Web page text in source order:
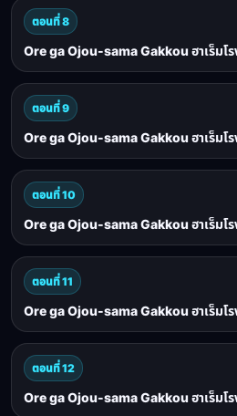
ตอนที่ 8
Ore ga Ojou-sama Gakkou ฮาเร็ม
ตอนที่ 9
Ore ga Ojou-sama Gakkou ฮาเร็ม
ตอนที่ 10
Ore ga Ojou-sama Gakkou ฮาเร็ม
ตอนที่ 11
Ore ga Ojou-sama Gakkou ฮาเร็มโ
ตอนที่ 12
Ore ga Ojou-sama Gakkou ฮาเร็มโ